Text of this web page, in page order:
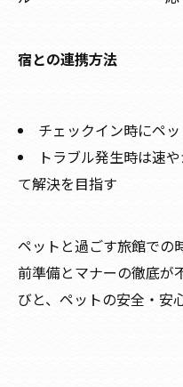
宿との連携方法
チェックイン時にペ
トラブル発生時は速
て解決を目指す
ペットと過ごす旅館での
前準備とマナーの徹底が
びと、ペットの安全・安